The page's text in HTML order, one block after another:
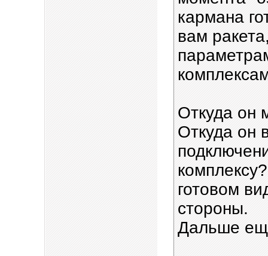
кармана
вам
Откуда он
Откуда он
готовом
стороны.
Дальше